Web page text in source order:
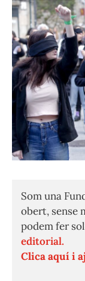
Som una
obert, sense
podem fer
editorial.
Clica aquí i